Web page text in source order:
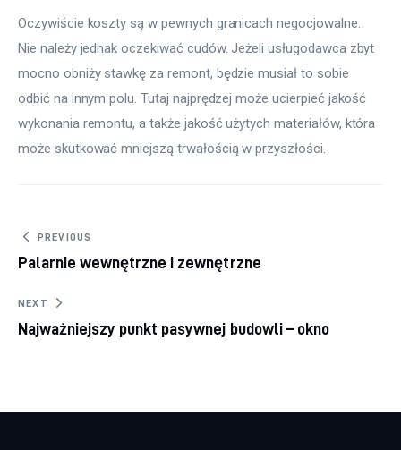
Oczywiście koszty są w pewnych granicach negocjowalne.
Nie należy jednak oczekiwać cudów. Jeżeli usługodawca zbyt
mocno obniży stawkę za remont, będzie musiał to sobie
odbić na innym polu. Tutaj najprędzej może ucierpieć jakość
wykonania remontu, a także jakość użytych materiałów, która
może skutkować mniejszą trwałością w przyszłości.
Nawigacja
wpisu
PREVIOUS
Palarnie wewnętrzne i zewnętrzne
NEXT
Najważniejszy punkt pasywnej budowli – okno